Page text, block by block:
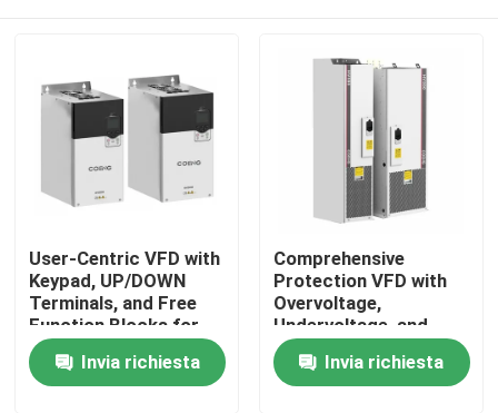
Casa.
Prodotti
User-Centric VFD with
Keypad, UP/DOWN
Terminals, and Free
Function Blocks for
Easy Operation and
Setup Invia richiesta
Comprehensive
Protection VFD with
Overvoltage,
Undervoltage, and
Phase Loss Safety
FeaturesInvia richiesta